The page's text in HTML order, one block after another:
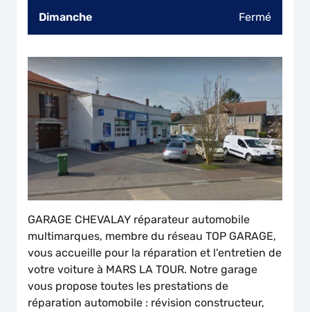
Dimanche Fermé
GARAGE CHEVALAY réparateur automobile
multimarques, membre du réseau TOP GARAGE,
vous accueille pour la réparation et l'entretien de
votre voiture à MARS LA TOUR. Notre garage
vous propose toutes les prestations de
réparation automobile : révision constructeur,